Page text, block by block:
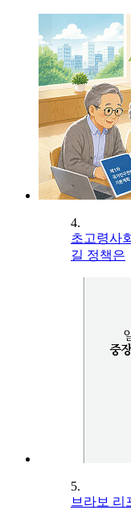
4.
초고령사
길 정책은
5.
브라보 리